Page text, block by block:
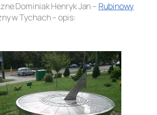
Dominiak Henryk Jan – Rubinowy
w Tychach – opis: